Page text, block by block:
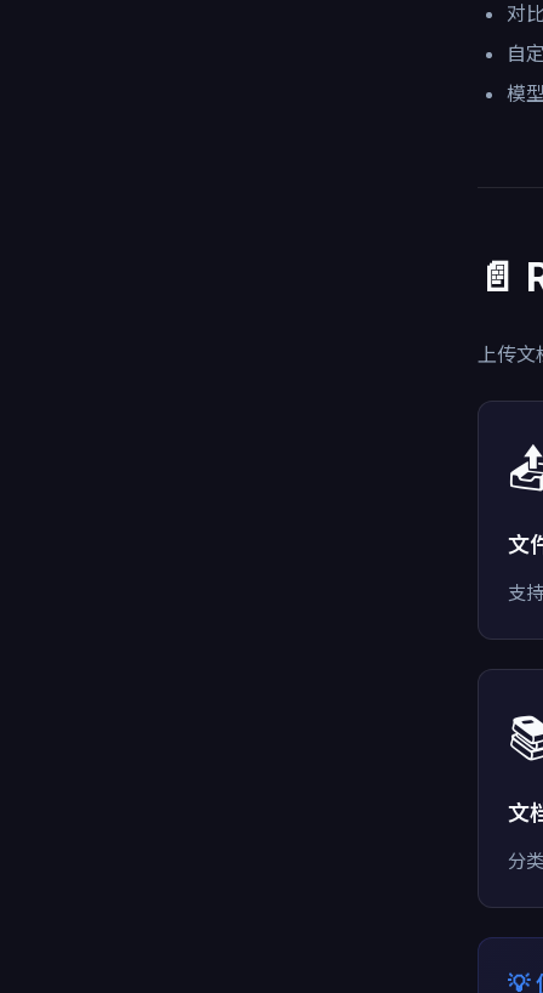
对
自
模
📄
上传文
文
支
文
分
💡